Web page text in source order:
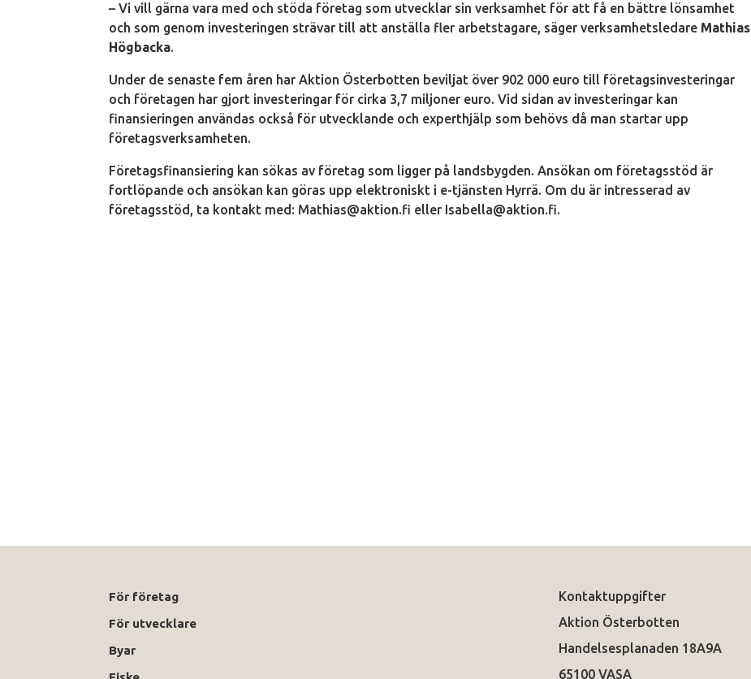
– Vi vill gärna vara med och stöda företag som utvecklar sin verksamhet för att få en bättre lönsamhet
och som genom investeringen strävar till att anställa fler arbetstagare, säger verksamhetsledare Mathias
Högbacka.
Under de senaste fem åren har Aktion Österbotten beviljat över 902 000 euro till företagsinvesteringar
och företagen har gjort investeringar för cirka 3,7 miljoner euro. Vid sidan av investeringar kan
finansieringen användas också för utvecklande och experthjälp som behövs då man startar upp
företagsverksamheten.
Företagsfinansiering kan sökas av företag som ligger på landsbygden. Ansökan om företagsstöd är
fortlöpande och ansökan kan göras upp elektroniskt i e-tjänsten Hyrrä. Om du är intresserad av
företagsstöd, ta kontakt med: Mathias@aktion.fi eller Isabella@aktion.fi.
För företag
För utvecklare
Byar
Kontaktuppgifter
Aktion Österbotten
Handelsesplanaden 18A9A
65100 VASA